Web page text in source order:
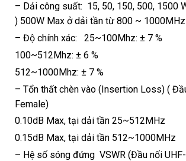
– Dải công suất: 15, 50, 150, 500, 1500
) 500W Max ở dải tần từ 800 ~ 1000MHz
– Độ chính xác: 25~100Mhz: ± 7 %
100~512Mhz: ± 6 %
512~1000Mhz: ± 7 %
– Tổn thất chèn vào (Insertion Loss) (
Female)
0.10dB Max, tại dải tần 25~512MHz
0.15dB Max, tại dải tần 512~1000MHz
– Hệ số sóng đứng VSWR (Đầu nối